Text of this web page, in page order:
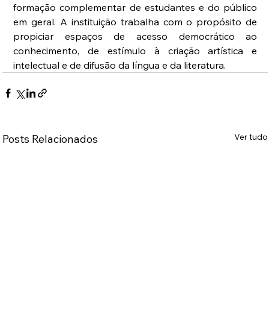
formação complementar de estudantes e do público
em geral. A instituição trabalha com o propósito de
propiciar espaços de acesso democrático ao
conhecimento, de estímulo à criação artística e
intelectual e de difusão da língua e da literatura.
Posts Relacionados Ver tudo